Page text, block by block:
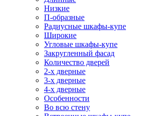
Низкие
П-образные
Радиусные шкафы-купе
Широкие
Угловые шкафы-купе
Закругленный фасад
Количество дверей
2-х дверные
3-х дверные
4-х дверные
Особенности
Во всю стену